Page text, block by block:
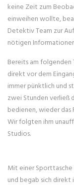
keine Zeit zum
einweihen wollte,
Detektiv Team zur
nötigen
Bereits am
direkt vor dem
immer pünktlich und
zwei Stunden verließ
bedienen, wieder das
Wir folgten ihm
Studios.
Mit einer
und begab sich